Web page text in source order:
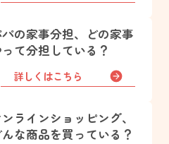
の家事分担、どの家事
て分担している？
詳しくはこちら
ラインショッピング、
な商品を買っている？